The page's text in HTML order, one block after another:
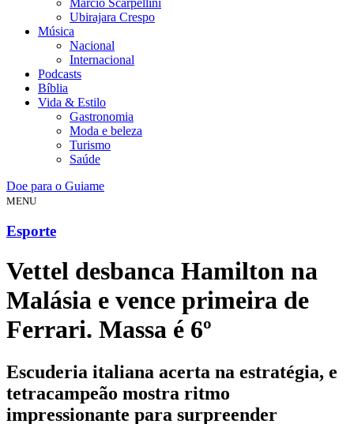
Marcio Scarpellini
Ubirajara Crespo
Música
Nacional
Internacional
Podcasts
Bíblia
Vida & Estilo
Gastronomia
Moda e beleza
Turismo
Saúde
Doe para o Guiame
MENU
Esporte
Vettel desbanca Hamilton na
Malásia e vence primeira de
Ferrari. Massa é 6º
Escuderia italiana acerta na estratégia, e
tetracampeão mostra ritmo
impressionante para surpreender